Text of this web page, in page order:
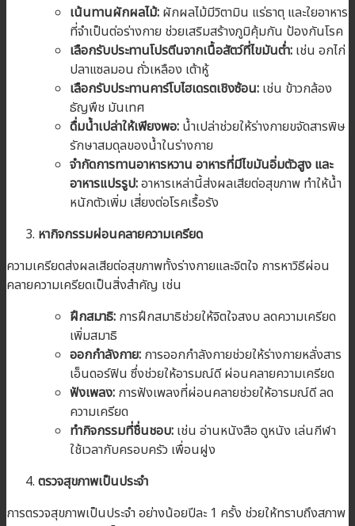
เน้นทานผักผลไม้: ผักผลไม้มีวิตามิน แร่ธาตุ และใยอาหาร
ที่จำเป็นต่อร่างกาย ช่วยเสริมสร้างภูมิคุ้มกัน ป้องกันโรค
เลือกรับประทานโปรตีนจากเนื้อสัตว์ที่ไขมันต่ำ: เช่น อกไก่
ปลาแซลมอน ถั่วเหลือง เต้าหู้
เลือกรับประทานคาร์โบไฮเดรตเชิงซ้อน: เช่น ข้าวกล้อง
ธัญพืช มันเทศ
ดื่มน้ำเปล่าให้เพียงพอ: น้ำเปล่าช่วยให้ร่างกายขจัดสารพิษ
รักษาสมดุลของน้ำในร่างกาย
จำกัดการทานอาหารหวาน อาหารที่มีไขมันอิ่มตัวสูง และ
อาหารแปรรูป:อาหารเหล่านี้ส่งผลเสียต่อสุขภาพ ทำให้น้ำ
หนักตัวเพิ่ม เสี่ยงต่อโรคเรื้อรัง
หากิจกรรมผ่อนคลายความเครียด
ความเครียดส่งผลเสียต่อสุขภาพทั้งร่างกายและจิตใจ การหาวิธีผ่อน
คลายความเครียดเป็นสิ่งสำคัญ เช่น
ฝึกสมาธิ: การฝึกสมาธิช่วยให้จิตใจสงบ ลดความเครียด
เพิ่มสมาธิ
ออกกำลังกาย: การออกกำลังกายช่วยให้ร่างกายหลั่งสาร
เอ็นดอร์ฟิน ซึ่งช่วยให้อารมณ์ดี ผ่อนคลายความเครียด
ฟังเพลง: การฟังเพลงที่ผ่อนคลายช่วยให้อารมณ์ดี ลด
ความเครียด
ทำกิจกรรมที่ชื่นชอบ: เช่น อ่านหนังสือ ดูหนัง เล่นกีฬา
ใช้เวลากับครอบครัว เพื่อนฝูง
ตรวจสุขภาพเป็นประจำ
การตรวจสุขภาพเป็นประจำ อย่างน้อยปีละ 1 ครั้ง ช่วยให้ทราบถึงสภาพ